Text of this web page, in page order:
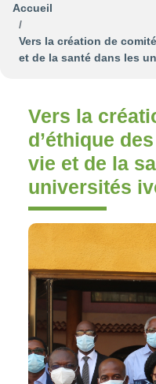
Accueil
Vers la création de
et de la santé dans les
Vers la
d’éthique
vie et de la
universités